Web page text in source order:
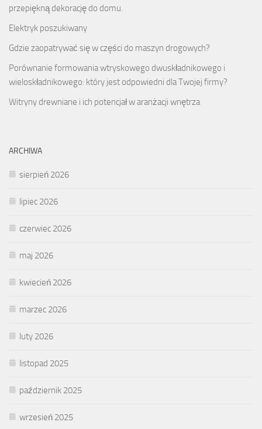
przepiękną dekorację do domu.
Elektryk poszukiwany
Gdzie zaopatrywać się w części do maszyn drogowych?
Porównanie formowania wtryskowego dwuskładnikowego i
wieloskładnikowego: który jest odpowiedni dla Twojej firmy?
Witryny drewniane i ich potencjał w aranżacji wnętrza
ARCHIWA
sierpień 2026
lipiec 2026
czerwiec 2026
maj 2026
kwiecień 2026
marzec 2026
luty 2026
listopad 2025
październik 2025
wrzesień 2025